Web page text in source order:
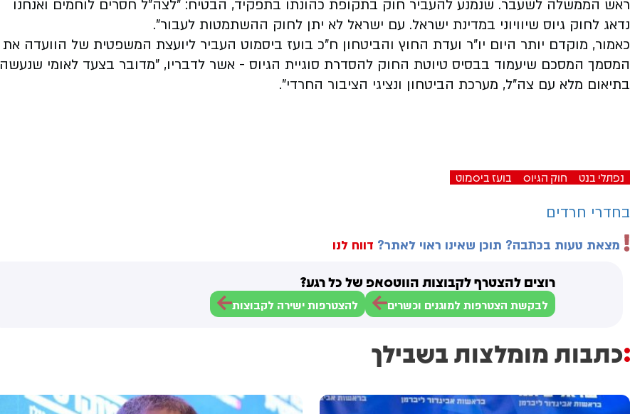
ראש הממשלה לשעבר. שנמנע להעביר חוק בתקופת כהונתו בתפקיד, הבטיח: "לצה״ל חסרים לוחמים ואנחנו
נדאג לחוק גיוס שיוויוני במדינת ישראל. עם ישראל לא יתן לחוק ההשתמטות לעבור".
כאמור, מוקדם יותר היום יו”ר ועדת החוץ והביטחון ח”כ בועז ביסמוט העביר ליועצת המשפטית של הוועדה את
המסמך המסכם שיעמוד בבסיס טיוטת החוק להסדרת סוגיית הגיוס - אשר לדבריו, "מדובר בצעד לאומי שנעשה
בתיאום מלא עם צה”ל, מערכת הביטחון ונציגי הציבור החרדי".
נפתלי בנט חוק הגיוס בועז ביסמוט
בחדרי חרדים
מצאת טעות בכתבה? תוכן שאינו ראוי לאתר? דווח לנו
רוצים להצטרף לקבוצות הווטסאפ של כל רגע?
לבקשת הצטרפות למוגנים וכשרים להצטרפות ישירה לקבוצות
כתבות מומלצות בשבילך